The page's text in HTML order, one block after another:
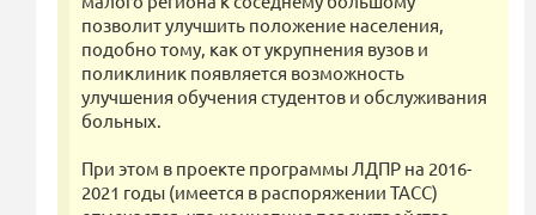
позволит улучшить положение населения,
подобно тому, как от укрупнения вузов и
поликлиник появляется возможность
улучшения обучения студентов и обслуживания
больных.
При этом в проекте программы ЛДПР на 2016-
2021 годы (имеется в распоряжении ТАСС)